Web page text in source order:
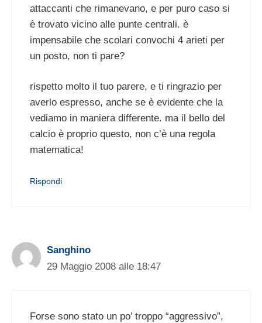
attaccanti che rimanevano, e per puro caso si
è trovato vicino alle punte centrali. è
impensabile che scolari convochi 4 arieti per
un posto, non ti pare?
rispetto molto il tuo parere, e ti ringrazio per
averlo espresso, anche se è evidente che la
vediamo in maniera differente. ma il bello del
calcio è proprio questo, non c’è una regola
matematica!
Rispondi
Sanghino
29 Maggio 2008 alle 18:47
Forse sono stato un po’ troppo “aggressivo”,